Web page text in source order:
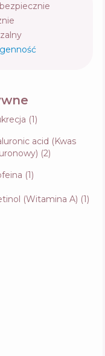
(1)
acid (Kwas
(2)
(1)
(Witamina A) (1)